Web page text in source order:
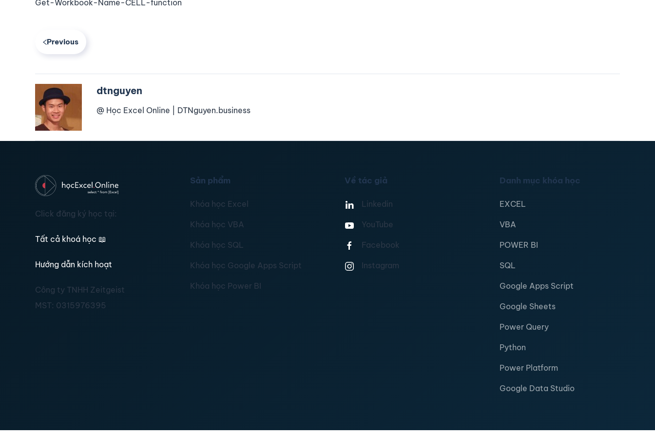
Get-Workbook-Name-CELL-function
Previous
dtnguyen
@ Học Excel Online | DTNguyen.business
Click đăng ký học tại:
Tất cả khoá học 📖
Hướng dẫn kích hoạt
Công ty TNHH Zeitgeist
MST: 0315976395
Sản phẩm
Khóa học Excel
Khóa học VBA
Khóa học SQL
Khóa học Google Apps Script
Khóa học Power BI
Về tác giả
Linkedin
YouTube
Facebook
Instagram
Danh mục khóa học
EXCEL
VBA
POWER BI
SQL
Google Apps Script
Google Sheets
Power Query
Python
Power Platform
Google Data Studio